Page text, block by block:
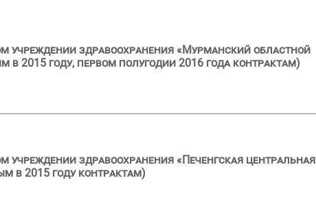
учреждении здравоохранения «Мурманский областной
2015 году, первом полугодии 2016 года контрактам)
учреждении здравоохранения «Печенгская центральная
в 2015 году контрактам)